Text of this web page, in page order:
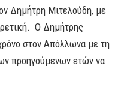
Δημήτρη Μιτελούδη, με
Ο Δημήτρης
στον Απόλλωνα με τη
προηγούμενων ετών να